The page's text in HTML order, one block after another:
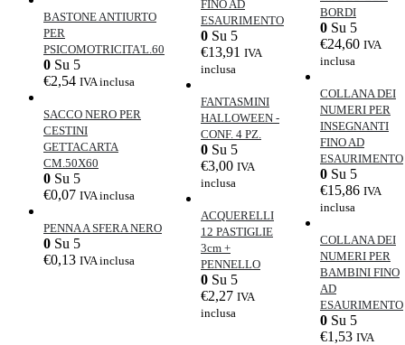
BASTONE ANTIURTO
PER
PSICOMOTRICITA'L.60
0 Su 5
€2,54 IVA inclusa
SACCO NERO PER
CESTINI
GETTACARTA
CM.50X60
0 Su 5
€0,07 IVA inclusa
PENNA A SFERA NERO
0 Su 5
€0,13 IVA inclusa
FINO AD
ESAURIMENTO
0 Su 5
€13,91 IVA
inclusa
FANTASMINI
HALLOWEEN -
CONF. 4 PZ.
0 Su 5
€3,00 IVA
inclusa
ACQUERELLI
12 PASTIGLIE
3cm +
PENNELLO
0 Su 5
€2,27 IVA
inclusa
BORDI
0 Su 5
€24,60 IVA
inclusa
COLLANA DEI
NUMERI PER
INSEGNANTI
FINO AD
ESAURIMENTO
0 Su 5
€15,86 IVA
inclusa
COLLANA DEI
NUMERI PER
BAMBINI FINO
AD
ESAURIMENTO
0 Su 5
€1,53 IVA